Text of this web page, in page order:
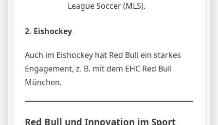
League Soccer (MLS).
2. Eishockey
Auch im Eishockey hat Red Bull ein starkes
Engagement, z. B. mit dem EHC Red Bull
München.
Red Bull und Innovation im Sport